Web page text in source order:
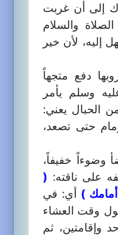
إلى أن غربت
والسلام
إليه، لأن خير
دفع متجهاً
وسلم يأمر
الحبال يعني:
حتى تصعد،
وضوءاً خفيفاً،
على ناقته: (
أمامك ) أي: في
وقت العشاء
وإقامتين، ثم